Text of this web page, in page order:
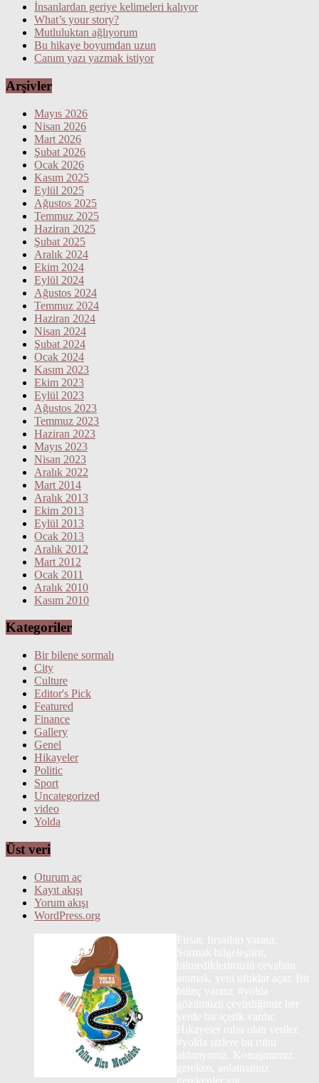
İnsanlardan geriye kelimeleri kalıyor
What’s your story?
Mutluluktan ağlıyorum
Bu hikaye boyumdan uzun
Canım yazı yazmak istiyor
Arşivler
Mayıs 2026
Nisan 2026
Mart 2026
Şubat 2026
Ocak 2026
Kasım 2025
Eylül 2025
Ağustos 2025
Temmuz 2025
Haziran 2025
Şubat 2025
Aralık 2024
Ekim 2024
Eylül 2024
Ağustos 2024
Temmuz 2024
Haziran 2024
Nisan 2024
Şubat 2024
Ocak 2024
Kasım 2023
Ekim 2023
Eylül 2023
Ağustos 2023
Temmuz 2023
Haziran 2023
Mayıs 2023
Nisan 2023
Aralık 2022
Mart 2014
Aralık 2013
Ekim 2013
Eylül 2013
Ocak 2013
Aralık 2012
Mart 2012
Ocak 2011
Aralık 2010
Kasım 2010
Kategoriler
Bir bilene sormalı
City
Culture
Editor's Pick
Featured
Finance
Gallery
Genel
Hikayeler
Politic
Sport
Uncategorized
video
Yolda
Üst veri
Oturum aç
Kayıt akışı
Yorum akışı
WordPress.org